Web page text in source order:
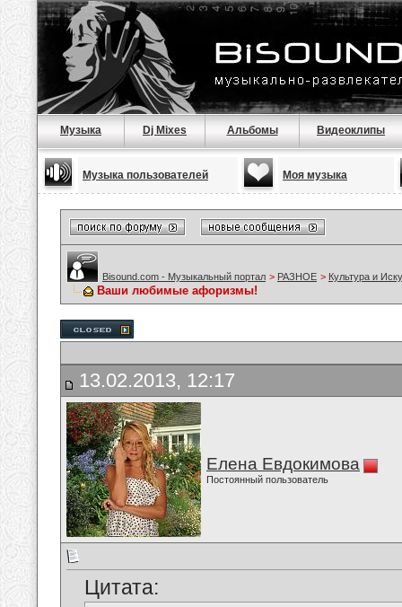
Музыка Dj Mixes Альбомы Видеоклипы
Музыка пользователей Моя музыка
Bisound.com - Музыкальный портал > РАЗНОЕ > Культура и
Ваши любимые афоризмы!
13.02.2013, 12:17
Елена Евдокимова
Постоянный пользователь
Цитата: